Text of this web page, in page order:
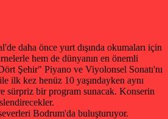
daha önce yurt dışında okumaları için
hem de dünyanın en önemli
Şehir" Piyano ve Viyolonsel Sonatı'nı
ilk kez henüz 10 yaşındayken aynı
sürpriz bir program sunacak. Konserin
Bodrum'da buluşturuyor.